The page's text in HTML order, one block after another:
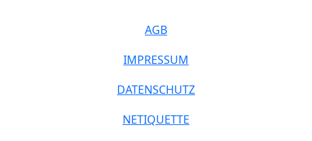
AGB
IMPRESSUM
DATENSCHUTZ
NETIQUETTE